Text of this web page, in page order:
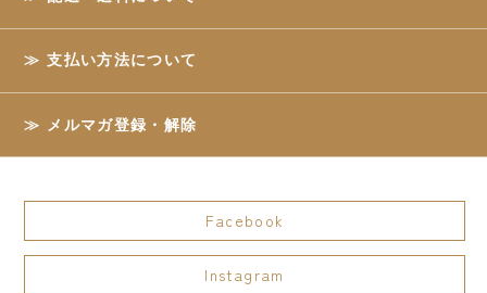
支払い方法について
メルマガ登録・解除
Facebook
Instagram